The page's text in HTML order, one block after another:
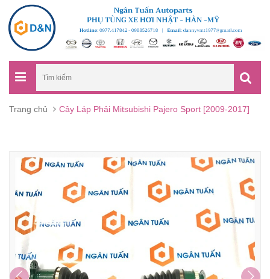
Trang chủ Cây Láp Phải Mitsubishi Pajero Sport [2009-2017]